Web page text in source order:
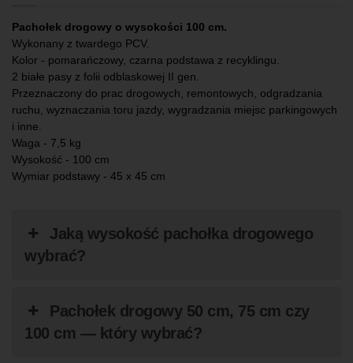
Pachołek drogowy o wysokości 100 cm.
Wykonany z twardego PCV.
Kolor - pomarańczowy, czarna podstawa z recyklingu.
2 białe pasy z folii odblaskowej II gen.
Przeznaczony do prac drogowych, remontowych, odgradzania
ruchu, wyznaczania toru jazdy, wygradzania miejsc parkingowych
i inne.
Waga - 7,5 kg
Wysokość - 100 cm
Wymiar podstawy - 45 x 45 cm
Jaką wysokość pachołka drogowego
wybrać?
Pachołek drogowy 50 cm, 75 cm czy
100 cm — który wybrać?